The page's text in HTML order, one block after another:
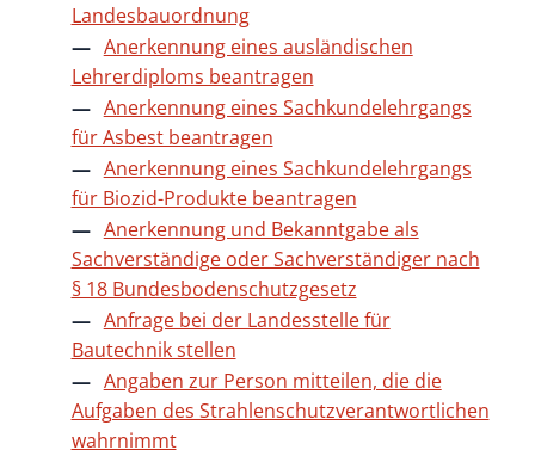
Landesbauordnung
Anerkennung eines ausländischen
Lehrerdiploms beantragen
Anerkennung eines Sachkundelehrgangs
für Asbest beantragen
Anerkennung eines Sachkundelehrgangs
für Biozid-Produkte beantragen
Anerkennung und Bekanntgabe als
Sachverständige oder Sachverständiger nach
§ 18 Bundesbodenschutzgesetz
Anfrage bei der Landesstelle für
Bautechnik stellen
Angaben zur Person mitteilen, die die
Aufgaben des Strahlenschutzverantwortlichen
wahrnimmt